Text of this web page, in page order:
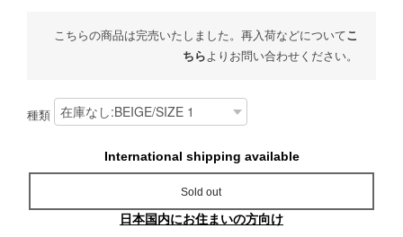
こちらの商品は完売いたしました。再入荷などについてこ
ちらよりお問い合わせください。
種類
International shipping available
Sold out
日本国内にお住まいの方向け